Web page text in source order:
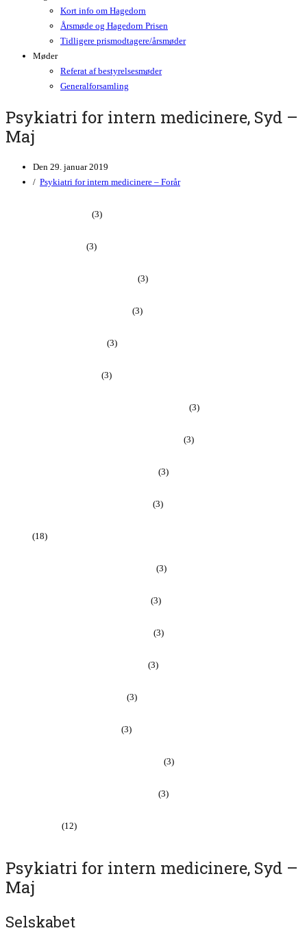
Kort info om Hagedorn
Årsmøde og Hagedorn Prisen
Tidligere prismodtagere/årsmøder
Møder
Referat af bestyrelsesmøder
Generalforsamling
Psykiatri for intern medicinere, Syd –
Maj
Den 29. januar 2019
/ Psykiatri for intern medicinere – Forår
(3)
(3)
(3)
(3)
(3)
(3)
(3)
(3)
(3)
(3)
(18)
(3)
(3)
(3)
(3)
(3)
(3)
(3)
(3)
(12)
Psykiatri for intern medicinere, Syd –
Maj
Selskabet